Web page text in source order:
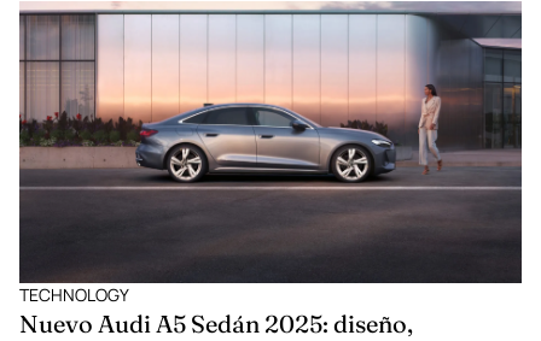
TECHNOLOGY
Nuevo Audi A5 Sedán 2025: diseño,